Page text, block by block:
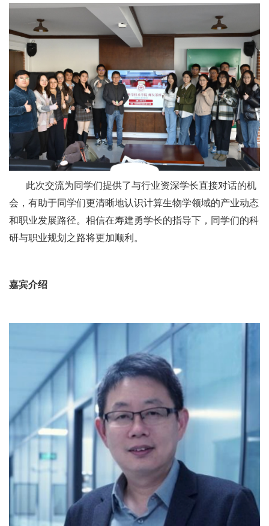
此次交流为同学们提供了与行业资深学长直接对话的机
会，有助于同学们更清晰地认识计算生物学领域的产业动态
和职业发展路径。相信在寿建勇学长的指导下，同学们的科
研与职业规划之路将更加顺利。
嘉宾介绍